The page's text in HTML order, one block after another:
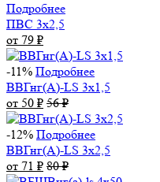
Подробнее
ПВС 3х2,5
от 79 ₽
-11% Подробнее
ВВГнг(А)-LS 3х1,5
от 50 ₽ 56₽
-12% Подробнее
ВВГнг(А)-LS 3х2,5
от 71 ₽ 80₽